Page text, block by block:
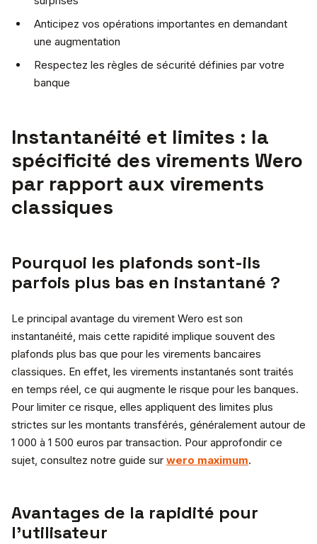
Anticipez vos opérations importantes en demandant
une augmentation
Respectez les règles de sécurité définies par votre
banque
Instantanéité et limites : la
spécificité des virements Wero
par rapport aux virements
classiques
Pourquoi les plafonds sont-ils
parfois plus bas en instantané ?
Le principal avantage du virement Wero est son
instantanéité, mais cette rapidité implique souvent des
plafonds plus bas que pour les virements bancaires
classiques. En effet, les virements instantanés sont traités
en temps réel, ce qui augmente le risque pour les banques.
Pour limiter ce risque, elles appliquent des limites plus
strictes sur les montants transférés, généralement autour de
1 000 à 1 500 euros par transaction. Pour approfondir ce
sujet, consultez notre guide sur wero maximum.
Avantages de la rapidité pour
l’utilisateur